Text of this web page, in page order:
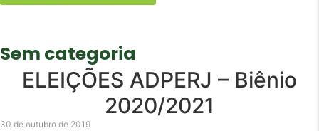
Sem categoria
ELEIÇÕES ADPERJ – Biênio
2020/2021
30 de outubro de 2019